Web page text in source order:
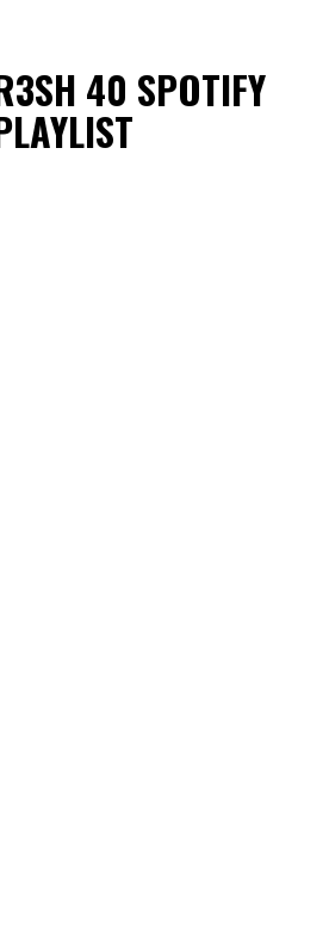
40 SPOTIFY